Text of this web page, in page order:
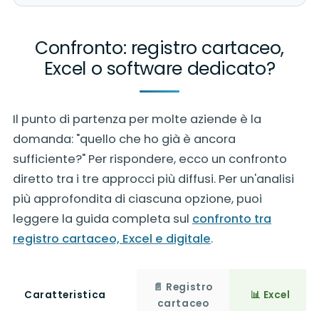
Confronto: registro cartaceo,
Excel o software dedicato?
Il punto di partenza per molte aziende è la
domanda: "quello che ho già è ancora
sufficiente?" Per rispondere, ecco un confronto
diretto tra i tre approcci più diffusi. Per un'analisi
più approfondita di ciascuna opzione, puoi
leggere la guida completa sul confronto tra
registro cartaceo, Excel e digitale.
Caratteristica
📄 Registro
cartaceo
📊 Excel